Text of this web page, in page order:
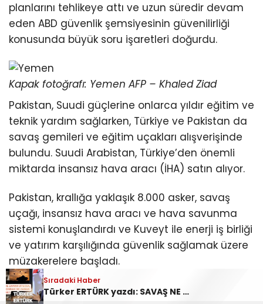
planlarını tehlikeye attı ve uzun süredir devam
eden ABD güvenlik şemsiyesinin güvenilirliği
konusunda büyük soru işaretleri doğurdu.
Kapak fotoğrafı: Yemen AFP – Khaled Ziad
Pakistan, Suudi güçlerine onlarca yıldır eğitim ve
teknik yardım sağlarken, Türkiye ve Pakistan da
savaş gemileri ve eğitim uçakları alışverişinde
bulundu. Suudi Arabistan, Türkiye’den önemli
miktarda insansız hava aracı (İHA) satın alıyor.
Pakistan, krallığa yaklaşık 8.000 asker, savaş
uçağı, insansız hava aracı ve hava savunma
sistemi konuşlandırdı ve Kuveyt ile enerji iş birliği
ve yatırım karşılığında güvenlik sağlamak üzere
müzakerelere başladı.
İsrail Başbakanı Netanyahu’nun ofisi konuyla
Sıradaki Haber
Türker ERTÜRK yazdı: SAVAŞ NE ZAMAN BİTECEK, ATOM BOMBASI NE ZAMAN ATILACAK?